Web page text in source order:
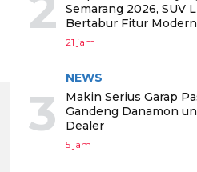
Semarang 2026, SUV
Bertabur Fitur Modern
21 jam
3
NEWS
Makin Serius Garap
Gandeng Danamon
Dealer
5 jam